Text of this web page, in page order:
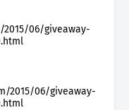
06/giveaway-
2015/06/giveaway-